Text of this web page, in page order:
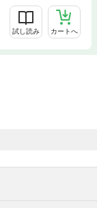
試し読み カートへ